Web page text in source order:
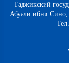
Таджикский
Абуали ибни